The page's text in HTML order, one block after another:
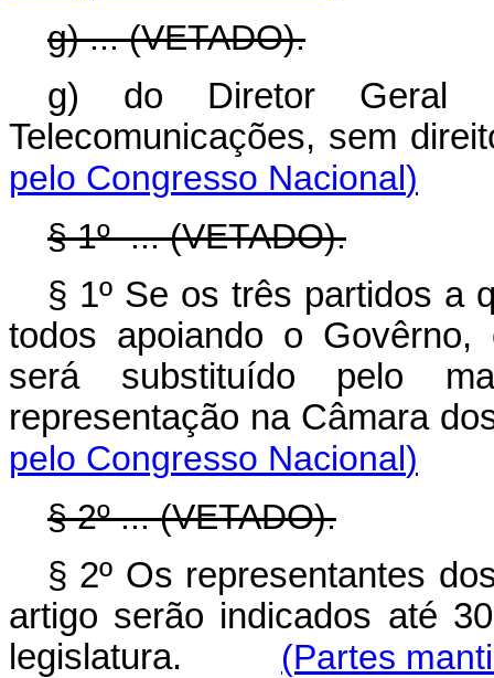
g) ... (VETADO).
g) do Diretor Geral
Telecomunicações,
pelo Congresso Nacional)
§ 1º ... (VETADO).
§ 1º Se os três partidos a
todos apoiando o
será substituído pelo
representação na
pelo Congresso Nacional)
§ 2º ... (VETADO).
§ 2º Os representantes
artigo serão indicados até
legislatura.
(Partes